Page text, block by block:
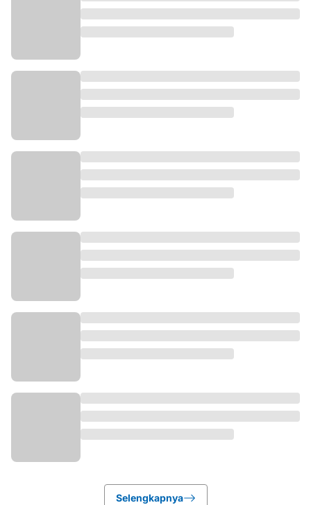
Selengkapnya